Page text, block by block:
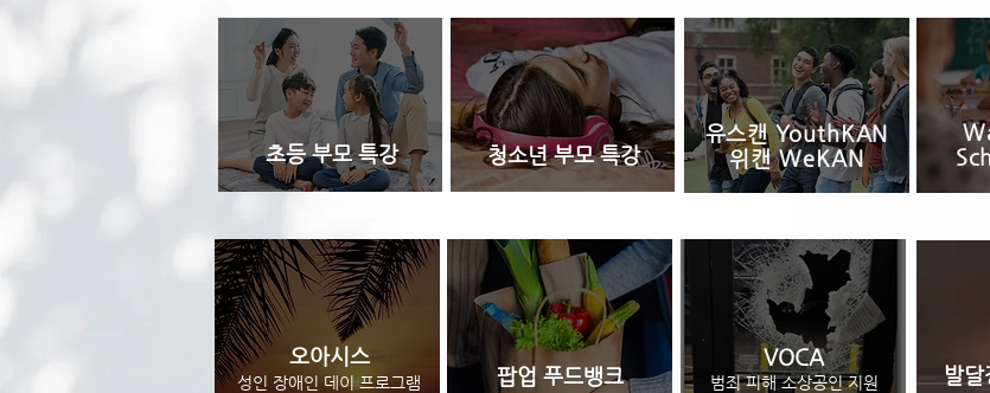
초등 부모 특강 청소년 부모 특강
유스캔 YouthKAN
위캔 WeKAN
​오아시스
성인 장애인 데이 프로그램 ​팝업 푸드뱅크
​VOCA
범죄 피해 소상공인 지원 발